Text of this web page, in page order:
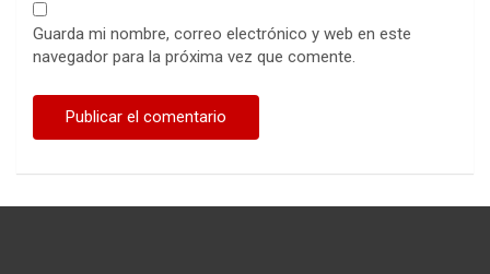
Guarda mi nombre, correo electrónico y web en este
navegador para la próxima vez que comente.